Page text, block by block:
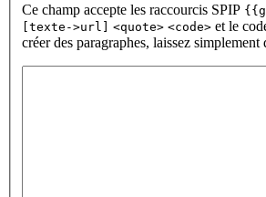
Ce champ accepte les raccourcis SPIP
[texte->url]
<quote> <code> et le
créer des paragraphes, laissez simplement